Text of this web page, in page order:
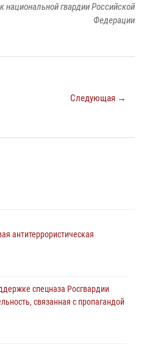
национальной гвардии Российской
Федерации
Следующая →
антитеррористическая
спецназа Росгвардии
связанная с пропагандой